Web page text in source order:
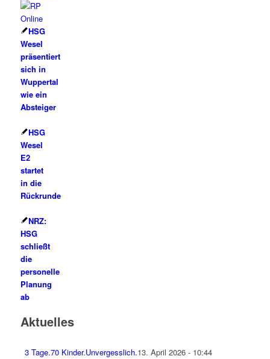
HSG
Wesel
präsentiert
sich in
Wuppertal
wie ein
Absteiger
HSG
Wesel
E2
startet
in die
Rückrunde
NRZ:
HSG
schließt
die
personelle
Planung
ab
Aktuelles
3 Tage.70 Kinder.Unvergesslich.13. April 2026 - 10:44